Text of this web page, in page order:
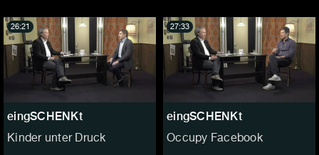
eingSCHENKt
Kinder unter Druck
26:21
eingSCHENKt
Occupy Facebook
27:33